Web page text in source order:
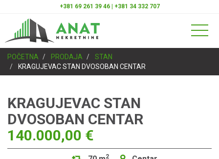
+381 69 261 39 46 | +381 34 332 707
POČETNA PRODAJA
STAN
KRAGUJEVAC STAN DVOSOBAN CENTAR
KRAGUJEVAC STAN
DVOSOBAN CENTAR
140.000,00 €
2